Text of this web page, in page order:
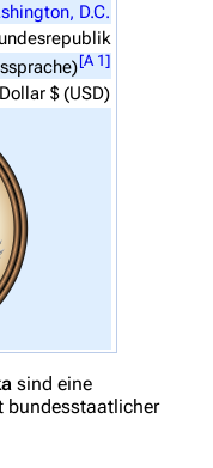
D.C.
[A 1]
$ (USD)
sind eine
bundesstaatlicher